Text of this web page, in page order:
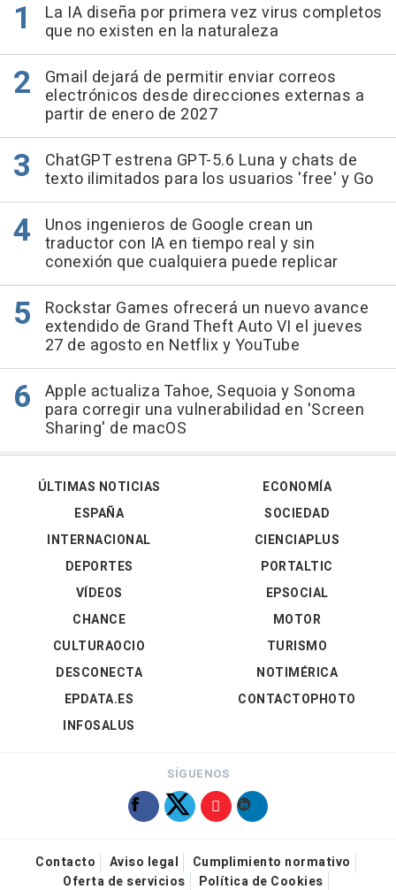
La IA diseña por primera vez virus completos
que no existen en la naturaleza
Gmail dejará de permitir enviar correos
electrónicos desde direcciones externas a
partir de enero de 2027
ChatGPT estrena GPT-5.6 Luna y chats de
texto ilimitados para los usuarios 'free' y Go
Unos ingenieros de Google crean un
traductor con IA en tiempo real y sin
conexión que cualquiera puede replicar
Rockstar Games ofrecerá un nuevo avance
extendido de Grand Theft Auto VI el jueves
27 de agosto en Netflix y YouTube
Apple actualiza Tahoe, Sequoia y Sonoma
para corregir una vulnerabilidad en 'Screen
Sharing' de macOS
ÚLTIMAS NOTICIAS
ESPAÑA
INTERNACIONAL
DEPORTES
VÍDEOS
ECONOMÍA
SOCIEDAD
CIENCIAPLUS
PORTALTIC
EPSOCIAL
CHANCE
CULTURAOCIO
DESCONECTA
EPDATA.ES
INFOSALUS
MOTOR
TURISMO
NOTIMÉRICA
CONTACTOPHOTO
SÍGUENOS
Contacto Aviso legal
Cumplimiento normativo
Oferta de servicios
Política de Cookies